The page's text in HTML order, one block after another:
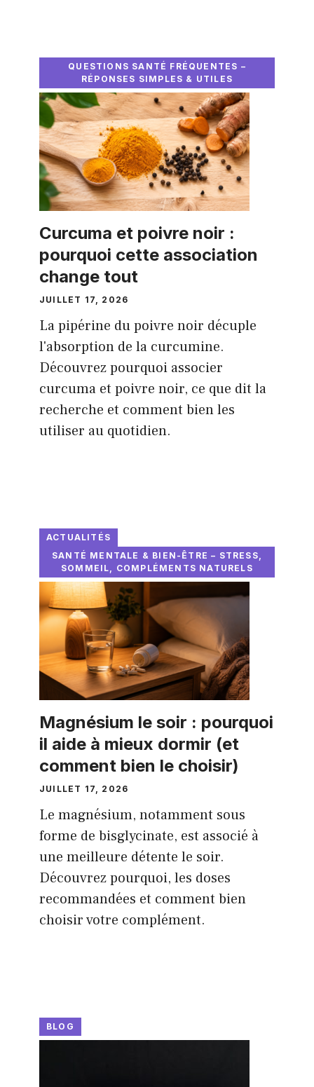
QUESTIONS SANTÉ FRÉQUENTES –
RÉPONSES SIMPLES & UTILES
Curcuma et poivre noir :
pourquoi cette association
change tout
JUILLET 17, 2026
La pipérine du poivre noir décuple
l'absorption de la curcumine.
Découvrez pourquoi associer
curcuma et poivre noir, ce que dit la
recherche et comment bien les
utiliser au quotidien.
ACTUALITÉS
SANTÉ MENTALE & BIEN-ÊTRE – STRESS,
SOMMEIL, COMPLÉMENTS NATURELS
Magnésium le soir : pourquoi
il aide à mieux dormir (et
comment bien le choisir)
JUILLET 17, 2026
Le magnésium, notamment sous
forme de bisglycinate, est associé à
une meilleure détente le soir.
Découvrez pourquoi, les doses
recommandées et comment bien
choisir votre complément.
BLOG